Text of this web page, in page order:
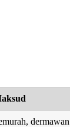
dermawan